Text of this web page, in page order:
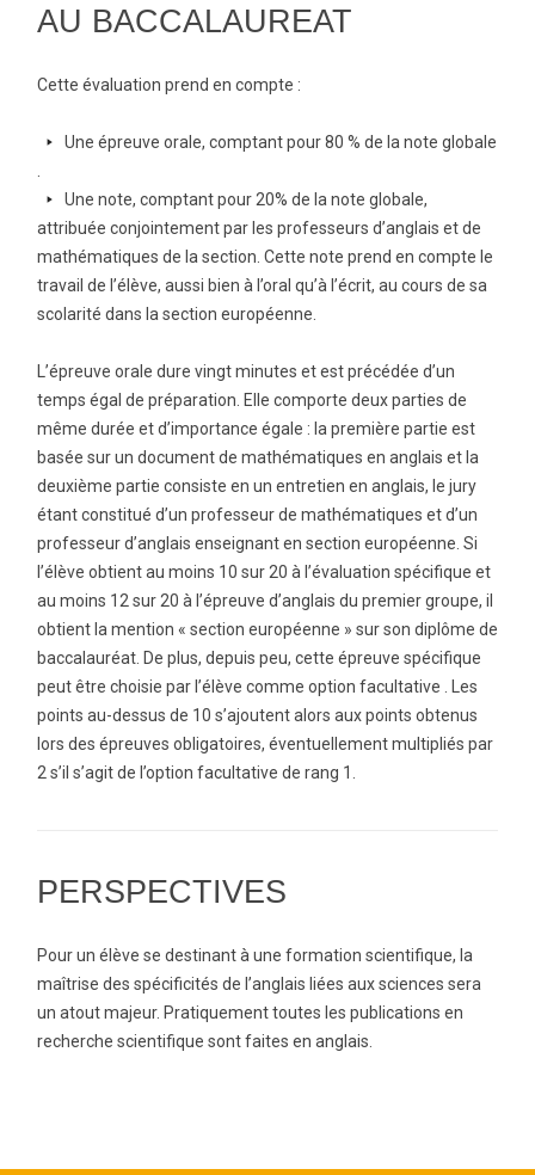
AU BACCALAUREAT
Cette évaluation prend en compte :
arrow-
Une épreuve orale, comptant pour 80 % de la note globale
arrow-
right
Une note, comptant pour 20% de la note globale,
attribuée conjointement par les professeurs d’anglais et de
mathématiques de la section. Cette note prend en compte le
travail de l’élève, aussi bien à l’oral qu’à l’écrit, au cours de sa
scolarité dans la section européenne.
L’épreuve orale dure vingt minutes et est précédée d’un
temps égal de préparation. Elle comporte deux parties de
même durée et d’importance égale : la première partie est
basée sur un document de mathématiques en anglais et la
deuxième partie consiste en un entretien en anglais, le jury
étant constitué d’un professeur de mathématiques et d’un
professeur d’anglais enseignant en section européenne. Si
l’élève obtient au moins 10 sur 20 à l’évaluation spécifique et
au moins 12 sur 20 à l’épreuve d’anglais du premier groupe, il
obtient la mention « section européenne » sur son diplôme de
baccalauréat. De plus, depuis peu, cette épreuve spécifique
peut être choisie par l’élève comme option facultative . Les
points au-dessus de 10 s’ajoutent alors aux points obtenus
lors des épreuves obligatoires, éventuellement multipliés par
2 s’il s’agit de l’option facultative de rang 1.
PERSPECTIVES
Pour un élève se destinant à une formation scientifique, la
maîtrise des spécificités de l’anglais liées aux sciences sera
un atout majeur. Pratiquement toutes les publications en
recherche scientifique sont faites en anglais.